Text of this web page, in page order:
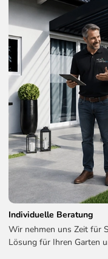
Connector Kit:
Video:
Video hier
5 Jahre Garantie:
Empfehlungen
Reinigung
Es wird
Individuelle Beratung
Wir nehmen uns Zeit für
Lösung für Ihren Garten